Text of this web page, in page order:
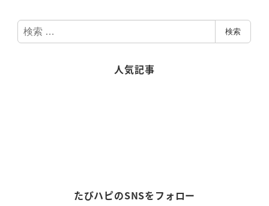
検
索
検索
人気記事
たびハピのSNSをフォロー